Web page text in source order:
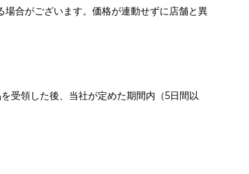
合がございます。価格が連動せずに店舗と異
受領した後、当社が定めた期間内（5日間以